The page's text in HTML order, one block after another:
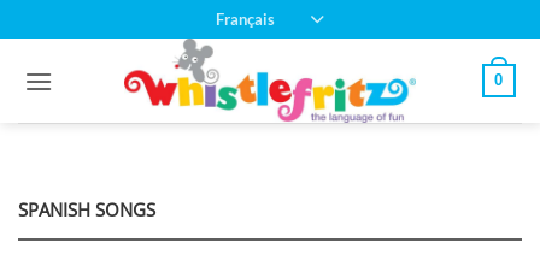
au
contenu
Français
0
SPANISH SONGS